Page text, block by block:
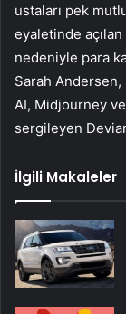
ustaları pek
eyaletinde
nedeniyle para
Sarah
AI, Midjourney
sergileyen
İlgili Makaleler